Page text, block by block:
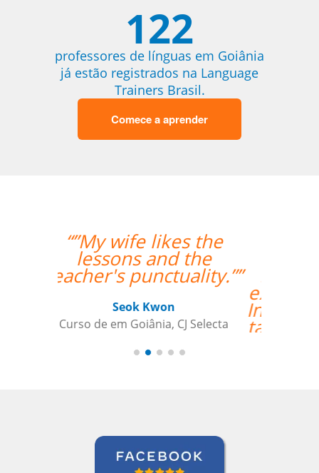
122
professores de línguas em Goiânia
já estão registrados na Language
Trainers Brasil.
Comece a aprender
“”Lila está
absolutamente
satisfeita por ter um
excelente professor de
Inglês! Pontos positivos
também para a seleção
de alguém que fala
fluentemente russo
tradução pode
beneficiar a aquisição
de vocabulário. Bem